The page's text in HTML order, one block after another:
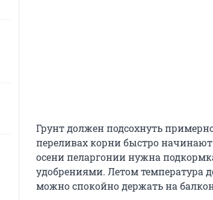
Грунт должен подсохнуть
переливах корни быстро
осени пеларгонии нужна
удобрениями. Летом температура
можно спокойно держать на